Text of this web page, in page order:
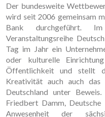
Der bundesweite
wird seit 2006 gemeinsam
Bank durchgeführt.
Veranstaltungsreihe
Tag im Jahr ein
oder kulturelle
Öffentlichkeit und stellt
Kreativität auch auch das
Deutschland unter
Friedbert Damm,
Anwesenheit der